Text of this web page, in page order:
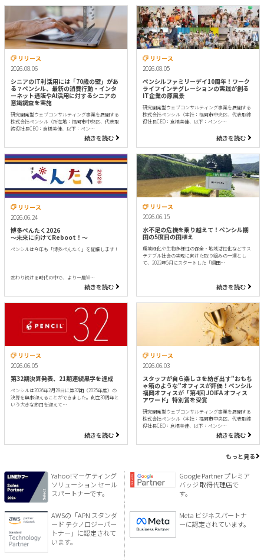
リリース
2026.08.06
シニアのIT利活用には「70歳の壁」があ
る？ペンシル、最新の消費行動・インタ
ーネット通販やAI活用に対するシニアの
意識調査を実施
研究開発型ウェブコンサルティング事業を展開する
株式会社ペンシル（所在地：福岡市中央区、代表取
締役社長CEO：倉橋美佳、以下：ペン…
続きを読む
リリース
2026.08.05
ペンシルファミリーデイ10周年！ワーク
ライフインテグレーションの実践が創る
IT企業の原風景
研究開発型ウェブコンサルティング事業を展開する
株式会社ペンシル（本社：福岡市中央区、代表取締
役社長CEO：倉橋美佳、以下：ペンシ…
続きを読む
リリース
2026.06.24
博多ぺんたく2026
〜未来に向けてReboot！〜
ペンシルは今年も「博多ぺんたく」を開催します！
変わり続ける時代の中で、より一層W…
続きを読む
リリース
2026.06.15
水不足の危機を乗り越えて！ペンシル棚
田の5度目の田植え
環境緑化や生物多様性の保全・地域活性化などサス
テナブル社会の実現に向けた取り組みの一環とし
て、2022年5月にスタートした「棚田…
続きを読む
リリース
2026.06.05
第32期決算発表、21期連続黒字を達成
ペンシルは2026年2月28日に第32期（2025年度）の
決算を無事迎えることができました。創立30周年と
いう大きな節目を迎えて…
続きを読む
リリース
2026.06.03
スタッフが自ら楽しさを紡ぎ出す"おもち
ゃ箱のような"オフィスが評価！ペンシル
福岡オフィスが「第4回 JOIFA オフィス
アワード」特別賞を受賞
研究開発型ウェブコンサルティング事業を展開する
株式会社ペンシル（本社：福岡市中央区、代表取締
役社長CEO：倉橋美佳、以下：ペンシ…
続きを読む
もっと見る
Yahoo!マーケティング
ソリューション セール
スパートナーです。
Google Partner プレミア
バッジ 取得代理店で
す。
AWSの「APN スタンダ
ード テクノロジーパー
トナー」に認定されて
います。
Meta ビジネスパートナ
ーに認定されています。